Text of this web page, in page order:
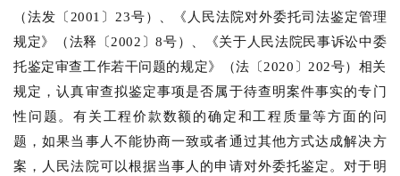
（法发〔2001〕23号）、《人民法院对外委托司法鉴定管理
规定》（法释〔2002〕8号）、《关于人民法院民事诉讼中委
托鉴定审查工作若干问题的规定》（法〔2020〕202号）相关
规定，认真审查拟鉴定事项是否属于待查明案件事实的专门
性问题。有关工程价款数额的确定和工程质量等方面的问
题，如果当事人不能协商一致或者通过其他方式达成解决方
案，人民法院可以根据当事人的申请对外委托鉴定。对于明